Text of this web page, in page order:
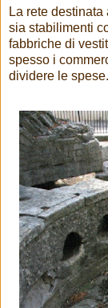
La rete
sia stabilimenti
fabbriche di
spesso i
dividere le spese.